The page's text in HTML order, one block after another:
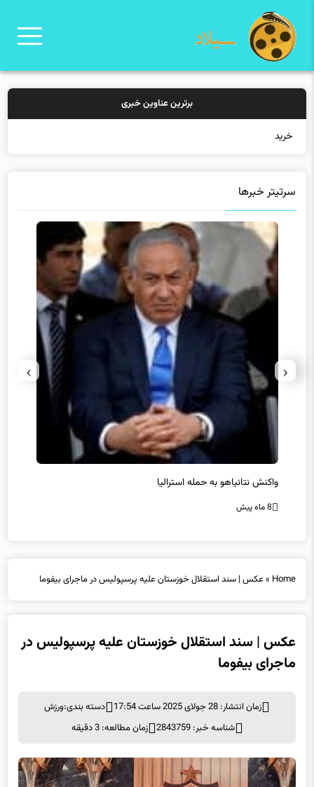
برترین عناوین خبری
خرید بیمه: سنتی ی
سرتیتر خبرها
واکنش نتانیاهو به حمله استرالیا
8 ماه پیش
‹
›
Home
»عکس | سند استقلال خوزستان علیه پرسپولیس در ماجرای بیفوما
عکس | سند استقلال خوزستان علیه پرسپولیس در
ماجرای بیفوما
زمان انتشار: 28 جولای 2025 ساعت 17:54 دسته بندی:ورزش
شناسه خبر: 2843759
زمان مطالعه: 3 دقیقه